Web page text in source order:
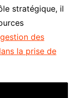
stratégique, il
des
la prise de